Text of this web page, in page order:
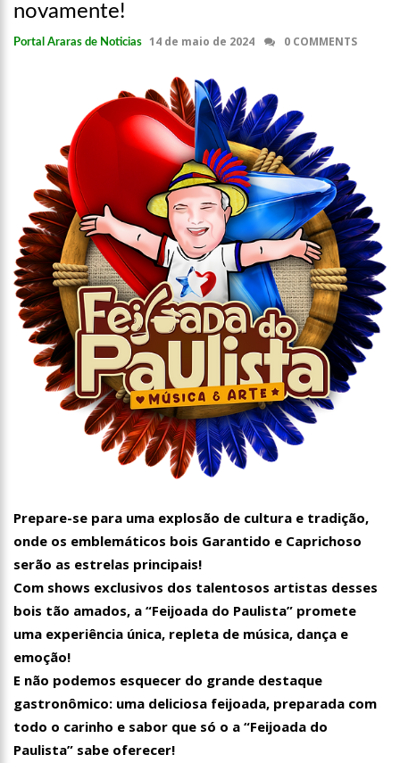
00:01 Jovem Guarda de Luto Morre em SP, aos 76 anos, Lilian
dupla Leno & Lilian
novamente!
Portal Araras de Noticias 14 de maio de 2024 0 COMMENTS
Prepare-se para uma explosão de cultura e tradição,
onde os emblemáticos bois Garantido e Caprichoso
serão as estrelas principais!
Com shows exclusivos dos talentosos artistas desses
bois tão amados, a “Feijoada do Paulista” promete
uma experiência única, repleta de música, dança e
emoção!
E não podemos esquecer do grande destaque
gastronômico: uma deliciosa feijoada, preparada com
todo o carinho e sabor que só o a “Feijoada do
Paulista” sabe oferecer!